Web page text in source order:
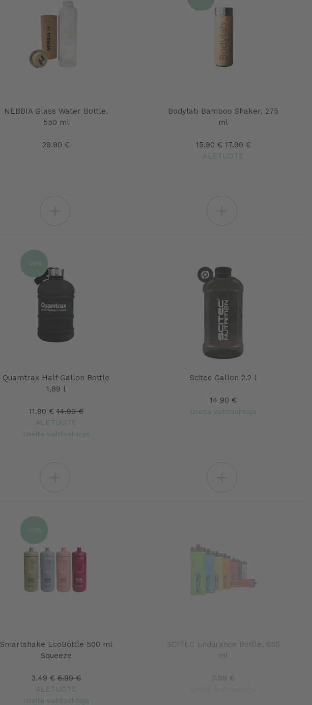
NEBBIA Glass Water Bottle,
550 ml
29.90 €
Bodylab Bamboo Shaker, 275
ml
15.90 € 17.90 €
ALETUOTE
Quamtrax Half Gallon Bottle
1,89 l
11.90 € 14.90 €
ALETUOTE
Useita vaihtoehtoja
-20%
Scitec Gallon 2.2 l
14.90 €
Useita vaihtoehtoja
Smartshake EcoBottle 500 ml
Squeeze
3.49 € 6.99 €
ALETUOTE
Useita vaihtoehtoja
-50%
SCITEC Endurance Bottle, 650
ml
3.99 €